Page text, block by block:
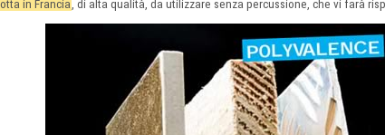
in Francia, di alta qualità, da utilizzare senza percussione, che vi farà